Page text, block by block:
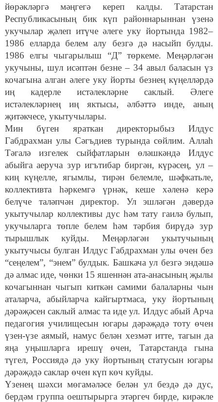
йөрәкләргә мәңгегә кереп калды. Татарстан
Республикасының бик күп районнарыннан үзенә
укучылар җәлеп итүче әлеге уку йортында 1982–
1986 елларда белем алу безгә дә насыйп булды.
1986 елгы чыгарылыш “Д” төркеме. Меңәрләгән
укучыны, шул исәптән безне – 34 авыл баласын үз
кочагына алган әлеге уку йорты безнең күңелләрдә
иң кадерле истәлекләрне саклый. Әлеге
истәлекләрнең иң яктысы, әлбәттә инде, аның
җитәкчесе, укытучылары.
Мин бүген яраткан директорыбыз Илдус
Габдрахман улы Сәгъдиев турында сөйлим. Аллаһ
Тәгалә изгелек сыйфатларын өләшкәндә Илдус
абыйга аеруча зур игътибар биргән, күрәсең, ул –
киң күңелле, ягымлы, тирән белемле, шәфкатьле,
коллективта һәркемгә үрнәк, кеше хәленә керә
белүче таләпчән директор. Ул эшләгән дәвердә
укытучылар коллективы дус һәм тату гаилә булып,
укучыларга төпле белем һәм тәрбия бирүдә зур
тырышлык куйды. Меңәрләгән укытучының
укытучысы булган Илдус Габдрахман улы өчен без
“сеңелем”, “энем” булдык. Башкача ул безгә эндәшә
дә алмас иде, чөнки 15 яшеннән ата-анасының җылы
кочагыннан чыгып киткән самими балаларны чын
аталарча, абыйларча кайгыртмаса, уку йортының
дәрәҗәсен саклый алмас та иде ул. Илдус абый Арча
педагогия училищесын югары дәрәҗәдә тоту өчен
үзен-үзе аямый, намус белән хезмәт итте, тагын да
яңа уңышларга ирешү өчен, Татарстанда гына
түгел, Россиядә дә уку йортының статусын югары
дәрәҗәдә саклар өчен күп көч куйды.
Үзенең шәхси мөгамәләсе белән ул бездә дә дус,
бердәм группа оештырырга этәргеч бирде, кирәкле